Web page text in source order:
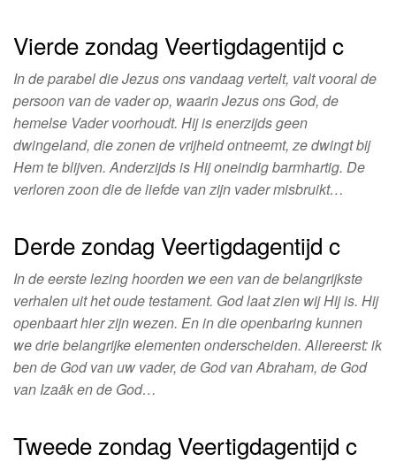
Vierde zondag Veertigdagentijd c
In de parabel die Jezus ons vandaag vertelt, valt vooral de
persoon van de vader op, waarin Jezus ons God, de
hemelse Vader voorhoudt. Hij is enerzijds geen
dwingeland, die zonen de vrijheid ontneemt, ze dwingt bij
Hem te blijven. Anderzijds is Hij oneindig barmhartig. De
verloren zoon die de liefde van zijn vader misbruikt…
Derde zondag Veertigdagentijd c
In de eerste lezing hoorden we een van de belangrijkste
verhalen uit het oude testament. God laat zien wij Hij is. Hij
openbaart hier zijn wezen. En in die openbaring kunnen
we drie belangrijke elementen onderscheiden. Allereerst: ik
ben de God van uw vader, de God van Abraham, de God
van Izaäk en de God…
Tweede zondag Veertigdagentijd c